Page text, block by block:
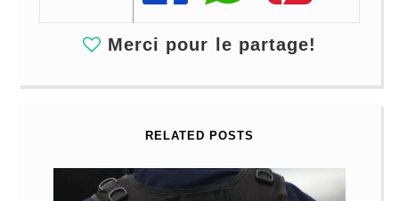
Merci pour le partage!
RELATED POSTS